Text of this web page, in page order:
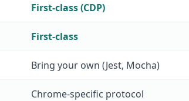
First-class (CDP)
First-class
Bring your own (Jest, Mocha)
Chrome-specific protocol